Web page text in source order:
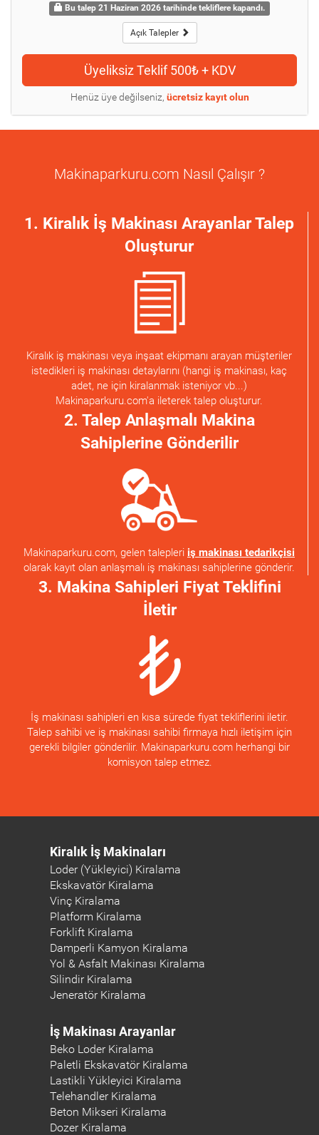
Bu talep 21 Haziran 2026 tarihinde tekliflere kapandı.
Açık Talepler
Henüz üye değilseniz, ücretsiz kayıt olun
Makinaparkuru.com Nasıl Çalışır ?
1. Kiralık İş Makinası Arayanlar Talep
Oluşturur
Kiralık iş makinası veya inşaat ekipmanı arayan müşteriler
istedikleri iş makinası detaylarını (hangi iş makinası, kaç
adet, ne için kiralanmak isteniyor vb...)
Makinaparkuru.com'a ileterek talep oluşturur.
2. Talep Anlaşmalı Makina
Sahiplerine Gönderilir
Makinaparkuru.com, gelen talepleri iş makinası tedarikçisi
olarak kayıt olan anlaşmalı iş makinası sahiplerine gönderir.
3. Makina Sahipleri Fiyat Teklifini
İletir
İş makinası sahipleri en kısa sürede fiyat tekliflerini iletir.
Talep sahibi ve iş makinası sahibi firmaya hızlı iletişim için
gerekli bilgiler gönderilir. Makinaparkuru.com herhangi bir
komisyon talep etmez.
Kiralık İş Makinaları
Loder (Yükleyici) Kiralama
Ekskavatör Kiralama
Vinç Kiralama
Platform Kiralama
Forklift Kiralama
Damperli Kamyon Kiralama
Yol & Asfalt Makinası Kiralama
Silindir Kiralama
Jeneratör Kiralama
İş Makinası Arayanlar
Beko Loder Kiralama
Paletli Ekskavatör Kiralama
Lastikli Yükleyici Kiralama
Telehandler Kiralama
Beton Mikseri Kiralama
Dozer Kiralama